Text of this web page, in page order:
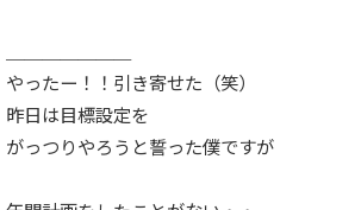
やったー！！引き寄せた（笑）
昨日は目標設定を
がっつりやろうと誓った僕ですが